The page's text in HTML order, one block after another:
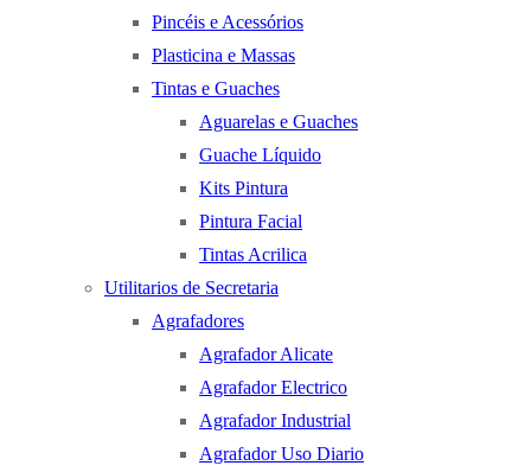
Pincéis e Acessórios
Plasticina e Massas
Tintas e Guaches
Aguarelas e Guaches
Guache Líquido
Kits Pintura
Pintura Facial
Tintas Acrilica
Utilitarios de Secretaria
Agrafadores
Agrafador Alicate
Agrafador Electrico
Agrafador Industrial
Agrafador Uso Diario